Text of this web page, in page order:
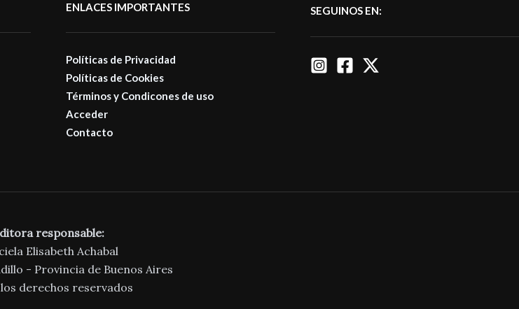
ENLACES IMPORTANTES
Políticas de Privacidad
Políticas de Cookies
Términos y Condicones de uso
Acceder
Contacto
SEGUINOS EN:
responsable:
Elisabeth Achabal
- Provincia de Buenos Aires
derechos reservados